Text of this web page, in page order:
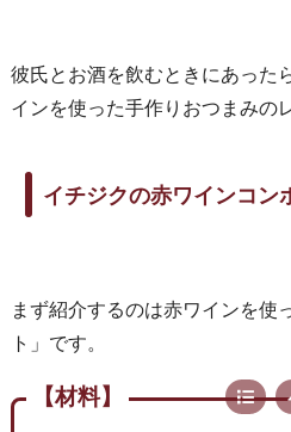
彼氏とお酒を飲むときにあった
インを使った手作りおつまみの
イチジクの赤ワインコン
まず紹介するのは赤ワインを使
ト」です。
【材料】